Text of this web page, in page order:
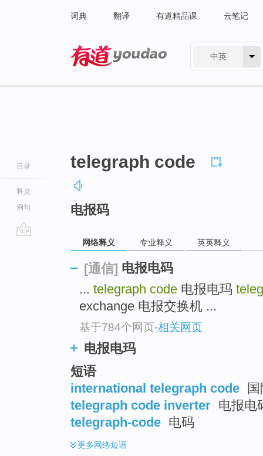
词典 翻译 有道精品课 云笔记
中英
目录
释义
例句
telegraph code
电报码
网络释义 专业释义 英英释义
[通信] 电报电码
... telegraph code 电报电玛
exchange 电报交换机 ...
基于784个网页-相关网页
电报电玛
短语
international telegraph code
telegraph code inverter 电报电
telegraph-code 电码
更多网络短语